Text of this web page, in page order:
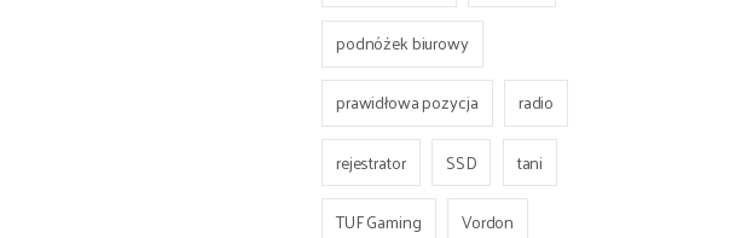
podnóżek biurowy
prawidłowa pozycja
radio
rejestrator
SSD
tani
TUF Gaming
Vordon